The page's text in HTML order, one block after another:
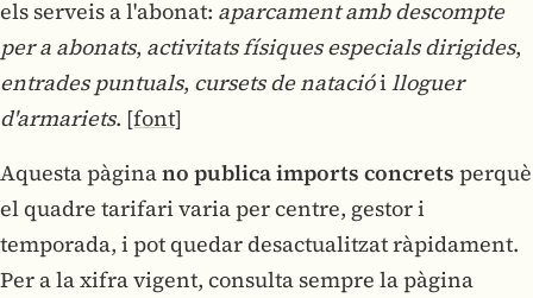
els serveis a l'abonat: aparcament amb descompte
per a abonats, activitats físiques especials dirigides,
entrades puntuals, cursets de natacióilloguer
d'armariets. [font]
Aquesta pàginano publica imports concrets perquè
el quadre tarifari varia per centre, gestor i
temporada, i pot quedar desactualitzat ràpidament.
Per a la xifra vigent, consulta sempre la pàgina